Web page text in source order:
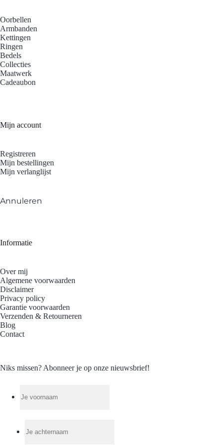
Oorbellen
Armbanden
Kettingen
Ringen
Bedels
Collecties
Maatwerk
Cadeaubon
Mijn account
Registreren
Mijn bestellingen
Mijn verlanglijst
Annuleren
Informatie
Over mij
Algemene voorwaarden
Disclaimer
Privacy policy
Garantie voorwaarden
Verzenden & Retourneren
Blog
Contact
Niks missen? Abonneer je op onze nieuwsbrief!